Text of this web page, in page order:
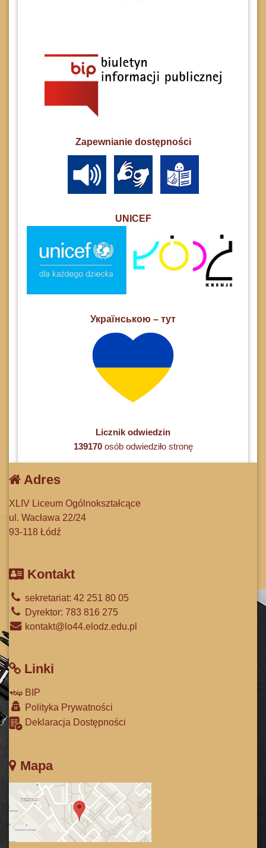
Zapewnianie dostępności
UNICEF
Українською – тут
Licznik odwiedzin
139170osób odwiedziło stronę
Adres
XLIV Liceum Ogólnokształcące
ul. Wacława 22/24
93-118 Łódź
Kontakt
sekretariat: 42 251 80 05
Dyrektor: 783 816 275
kontakt@lo44.elodz.edu.pl
Linki
BIP
Polityka Prywatności
Deklaracja Dostępności
Mapa